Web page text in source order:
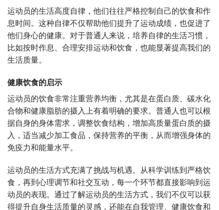
运动员的生活高度自律，他们往往严格控制自己的饮食和作
息时间。这种自律不仅帮助他们提升了运动成绩，也促进了
他们身心的健康。对于普通人来说，培养自律的生活习惯，
比如按时作息、合理安排运动和饮食，也能显著提高我们的
生活质量。
健康饮食的启示
运动员的饮食非常注重营养均衡，尤其是在蛋白质、碳水化
合物和健康脂肪的摄入上有着明确的要求。普通人也可以根
据自身的身体需求，调整饮食结构，增加高质量蛋白质的摄
入，适当减少加工食品，保持营养的平衡，从而增强身体的
免疫力和能量水平。
运动员的生活方式充满了挑战与机遇。从科学训练到严格饮
食，再到心理调节和社交互动，每一个环节都直接影响到运
动员的表现。通过了解运动员的生活方式，我们不仅可以获
得提升自身生活质量的灵感，还能在自我管理、健康饮食和